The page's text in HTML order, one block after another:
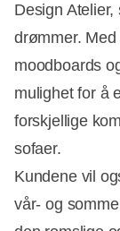
Design
drømmer.
moodboards
mulighet for å
forskjellige
sofaer.
Kundene vil
vår- og